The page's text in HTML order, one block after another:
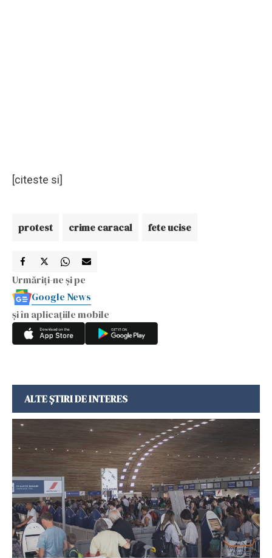
[citeste si]
protest crime caracal fete ucise
Urmăriți-ne și pe
Google News
și în aplicațiile mobile
ALTE ȘTIRI DE INTERES